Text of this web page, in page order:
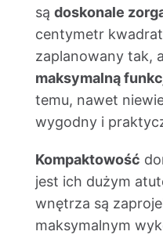
są doskonale
centymetr
zaplanowany tak,
maksymalną
temu, nawet
wygodny i
Kompaktowość
jest ich dużym
wnętrza są
maksymalnym